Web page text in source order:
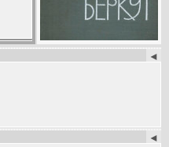
:
◄
◄